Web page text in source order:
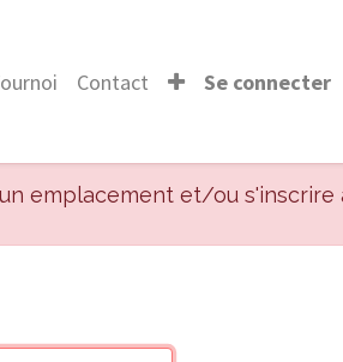
Contact Se connecter
emplacement et/ou s'inscrire